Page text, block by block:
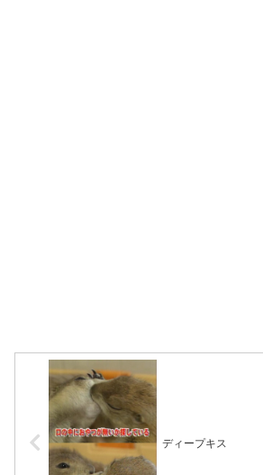
ディープキス